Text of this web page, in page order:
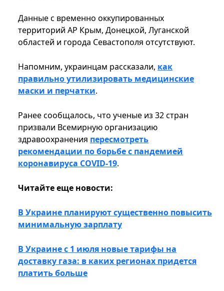
Данные с временно оккупированных
территорий АР Крым, Донецкой, Луганской
областей и города Севастополя отсутствуют.
Напомним, украинцам рассказали, как
правильно утилизировать медицинские
маски и перчатки.
Ранее сообщалось, что ученые из 32 стран
призвали Всемирную организацию
здравоохранения пересмотреть
рекомендации по борьбе с пандемией
коронавируса COVID-19.
Читайте еще новости:
В Украине планируют существенно повысить
минимальную зарплату
В Украине с 1 июля новые тарифы на
доставку газа: в каких регионах придется
платить больше